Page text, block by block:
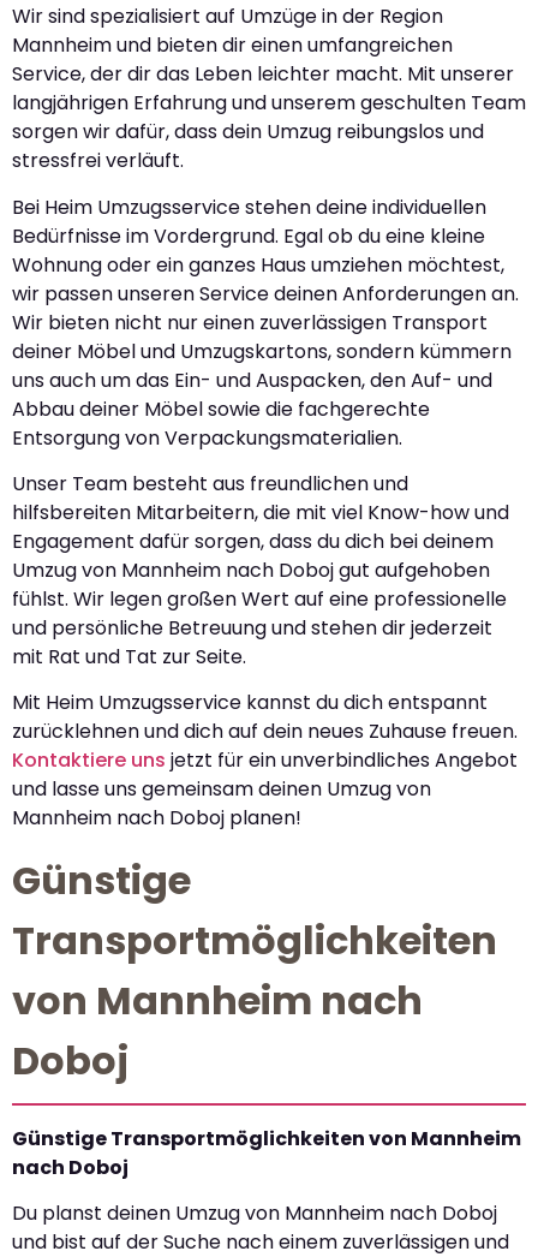
Wir sind spezialisiert auf Umzüge in der Region
Mannheim und bieten dir einen umfangreichen
Service, der dir das Leben leichter macht. Mit unserer
langjährigen Erfahrung und unserem geschulten Team
sorgen wir dafür, dass dein Umzug reibungslos und
stressfrei verläuft.
Bei Heim Umzugsservice stehen deine individuellen
Bedürfnisse im Vordergrund. Egal ob du eine kleine
Wohnung oder ein ganzes Haus umziehen möchtest,
wir passen unseren Service deinen Anforderungen an.
Wir bieten nicht nur einen zuverlässigen Transport
deiner Möbel und Umzugskartons, sondern kümmern
uns auch um das Ein- und Auspacken, den Auf- und
Abbau deiner Möbel sowie die fachgerechte
Entsorgung von Verpackungsmaterialien.
Unser Team besteht aus freundlichen und
hilfsbereiten Mitarbeitern, die mit viel Know-how und
Engagement dafür sorgen, dass du dich bei deinem
Umzug von Mannheim nach Doboj gut aufgehoben
fühlst. Wir legen großen Wert auf eine professionelle
und persönliche Betreuung und stehen dir jederzeit
mit Rat und Tat zur Seite.
Mit Heim Umzugsservice kannst du dich entspannt
zurücklehnen und dich auf dein neues Zuhause freuen.
Kontaktiere uns jetzt für ein unverbindliches Angebot
und lasse uns gemeinsam deinen Umzug von
Mannheim nach Doboj planen!
Günstige
Transportmöglichkeiten
von Mannheim nach
Doboj
Günstige Transportmöglichkeiten von Mannheim
nach Doboj
Du planst deinen Umzug von Mannheim nach Doboj
und bist auf der Suche nach einem zuverlässigen und